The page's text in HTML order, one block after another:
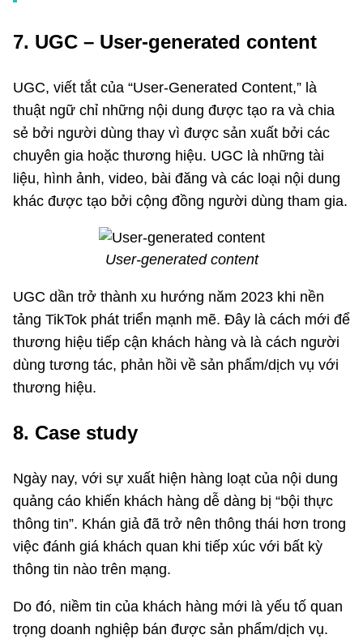
7. UGC – User-generated content
UGC, viết tắt của “User-Generated Content,” là
thuật ngữ chỉ những nội dung được tạo ra và chia
sẻ bởi người dùng thay vì được sản xuất bởi các
chuyên gia hoặc thương hiệu. UGC là những tài
liệu, hình ảnh, video, bài đăng và các loại nội dung
khác được tạo bởi cộng đồng người dùng tham gia.
User-generated content
UGC dần trở thành xu hướng năm 2023 khi nền
tảng TikTok phát triển mạnh mẽ. Đây là cách mới để
thương hiệu tiếp cận khách hàng và là cách người
dùng tương tác, phản hồi về sản phẩm/dịch vụ với
thương hiệu.
8. Case study
Ngày nay, với sự xuất hiện hàng loạt của nội dung
quảng cáo khiến khách hàng dễ dàng bị “bội thực
thông tin”. Khán giả đã trở nên thông thái hơn trong
việc đánh giá khách quan khi tiếp xúc với bất kỳ
thông tin nào trên mạng.
Do đó, niềm tin của khách hàng mới là yếu tố quan
trọng doanh nghiệp bán được sản phẩm/dịch vụ.